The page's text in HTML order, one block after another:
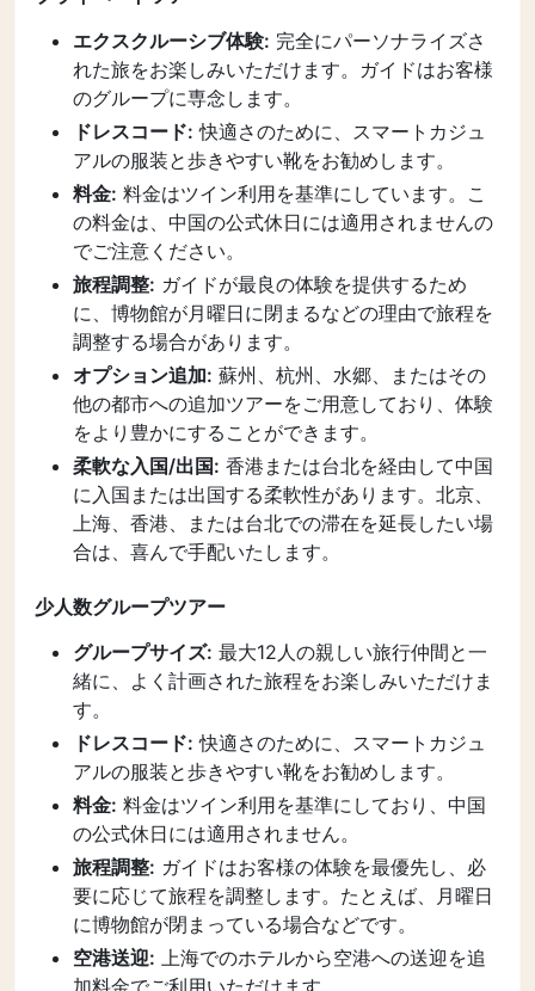
エクスクルーシブ体験: 完全にパーソナライズさ
れた旅をお楽しみいただけます。ガイドはお客様
のグループに専念します。
ドレスコード: 快適さのために、スマートカジュ
アルの服装と歩きやすい靴をお勧めします。
料金: 料金はツイン利用を基準にしています。こ
の料金は、中国の公式休日には適用されませんの
でご注意ください。
旅程調整: ガイドが最良の体験を提供するため
に、博物館が月曜日に閉まるなどの理由で旅程を
調整する場合があります。
オプション追加: 蘇州、杭州、水郷、またはその
他の都市への追加ツアーをご用意しており、体験
をより豊かにすることができます。
柔軟な入国/出国: 香港または台北を経由して中国
に入国または出国する柔軟性があります。北京、
上海、香港、または台北での滞在を延長したい場
合は、喜んで手配いたします。
少人数グループツアー
グループサイズ: 最大12人の親しい旅行仲間と一
緒に、よく計画された旅程をお楽しみいただけま
す。
ドレスコード: 快適さのために、スマートカジュ
アルの服装と歩きやすい靴をお勧めします。
料金: 料金はツイン利用を基準にしており、中国
の公式休日には適用されません。
旅程調整: ガイドはお客様の体験を最優先し、必
要に応じて旅程を調整します。たとえば、月曜日
に博物館が閉まっている場合などです。
空港送迎: 上海でのホテルから空港への送迎を追
加料金でご利用いただけます。